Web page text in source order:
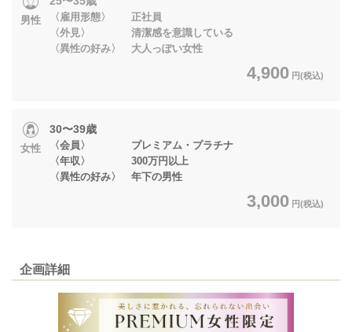
男性
〈雇用形態〉 正社員
〈外見〉 清潔感を意識している
〈異性の好み〉 大人っぽい女性
4,900 円(税込)
女性
30〜39歳
〈会員〉 プレミアム・プラチナ
〈年収〉 300万円以上
〈異性の好み〉 年下の男性
3,000 円(税込)
企画詳細